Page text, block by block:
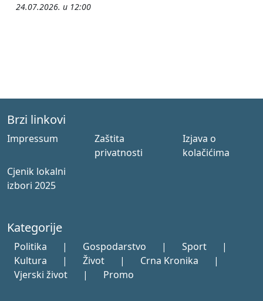
24.07.2026. u 12:00
Brzi linkovi
Impressum
Zaštita
privatnosti
Izjava o
kolačićima
Cjenik lokalni
izbori 2025
Kategorije
Politika | Gospodarstvo | Sport
|
Kultura
| Život | Crna Kronika
|
Vjerski život
| Promo